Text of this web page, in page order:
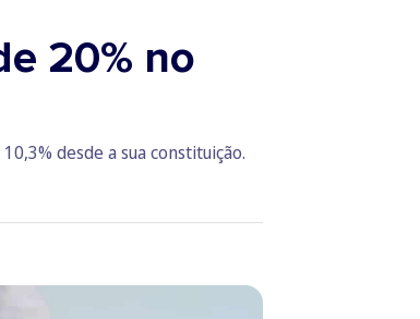
20% no
desde a sua constituição.